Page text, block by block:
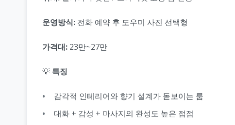
운영방식: 전화 예약 후 도우미 사진 선택형
가격대: 23만~27만
💡 특징
감각적 인테리어와 향기 설계가 돋보이는 룸
대화 + 감성 + 마사지의 완성도 높은 접점